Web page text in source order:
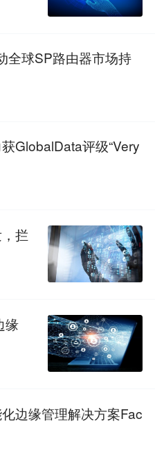
全球SP路由器市场持
GlobalData评级“Very
拦
缘
边缘管理解决方案Fac